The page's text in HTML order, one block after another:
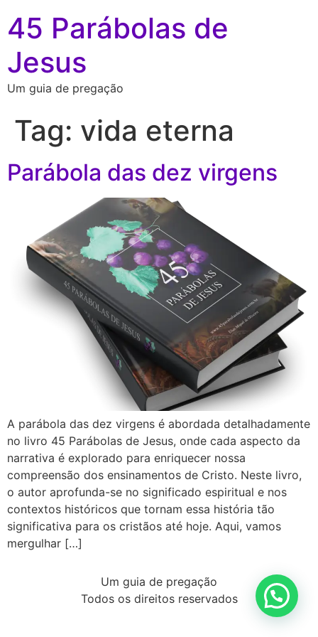
45 Parábolas de
Jesus
Um guia de pregação
Tag: vida eterna
Parábola das dez virgens
A parábola das dez virgens é abordada detalhadamente
no livro 45 Parábolas de Jesus, onde cada aspecto da
narrativa é explorado para enriquecer nossa
compreensão dos ensinamentos de Cristo. Neste livro,
o autor aprofunda-se no significado espiritual e nos
contextos históricos que tornam essa história tão
significativa para os cristãos até hoje. Aqui, vamos
mergulhar […]
Um guia de pregação
Todos os direitos reservados